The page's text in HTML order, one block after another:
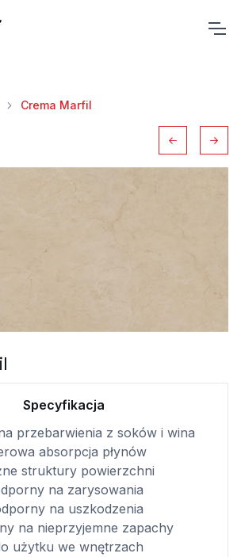
Crema Marfil
Specyfikacja
przebarwienia z soków i wina
absorpcja płynów
struktury powierzchni
na zarysowania
na uszkodzenia
na nieprzyjemne zapachy
użytku we wnętrzach